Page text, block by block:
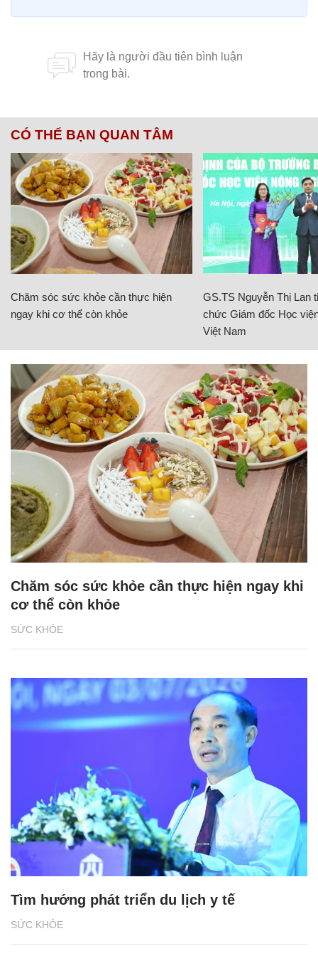
CÓ THỂ BẠN QUAN TÂM
Chăm sóc sức khỏe cần thực hiện
ngay khi cơ thể còn khỏe
GS.TS Nguyễn Thị Lan
chức Giám đốc Học
Việt Nam
SỨC KHỎE
Chăm sóc sức khỏe cần thực hiện ngay khi
cơ thể còn khỏe
SỨC KHỎE
Tìm hướng phát triển du lịch y tế